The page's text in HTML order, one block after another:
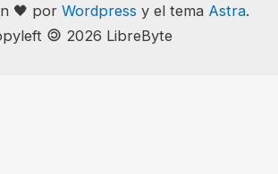
🖤 por Wordpress y el tema Astra.
🄯 2026 LibreByte